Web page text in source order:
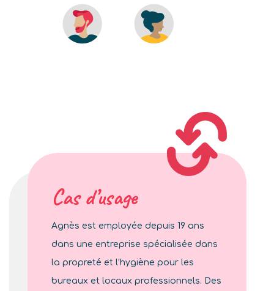
Cas d’usage
Agnès est employée depuis 19 ans
dans une entreprise spécialisée dans
la propreté et l’hygiène pour les
bureaux et locaux professionnels. Des